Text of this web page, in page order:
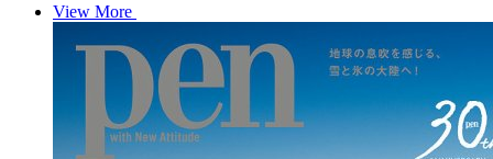
View More